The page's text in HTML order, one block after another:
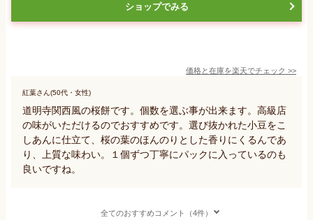
ショップでみる
価格と在庫を楽天でチェック >>
紅葉さん(50代・女性)
道明寺関西風の桜餅です。個数を選ぶ事が出来ます。高級店
の味がいただけるのでおすすめです。選び抜かれた小豆をこ
しあんに仕立て、桜の葉のほんのりとした香りにくるんであ
り、上質な味わい。１個ずつ丁寧にパックに入っているのも
良いですね。
全てのおすすめコメント（4件）